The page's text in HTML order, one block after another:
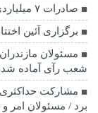
صادرات ۷ میلیاردی انواع صنایع دستی از مرکز مازندران
برگزاری آئین
مسئولان
شعب رآی آماده
مشارکت حداکثری
برد / مسئولان امر